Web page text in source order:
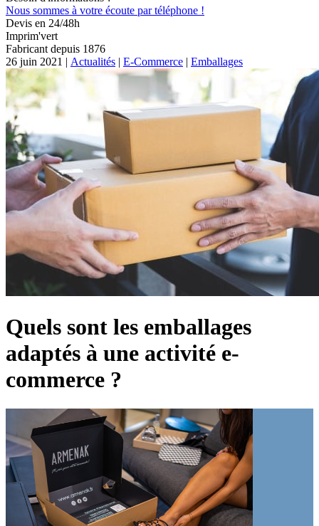
Nous sommes à votre écoute par téléphone !
Devis en 24/48h
Imprim'vert
Fabricant depuis 1876
26 juin 2021 | Actualités | E-Commerce | Emballages
Quels sont les emballages
adaptés à une activité e-
commerce ?